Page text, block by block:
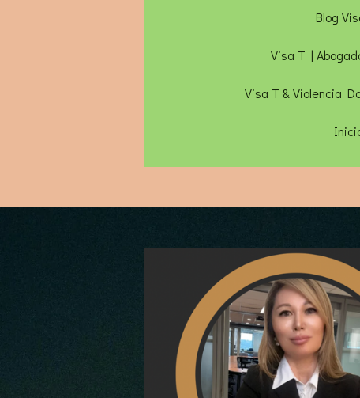
Blog
Visa T |
Visa T & Violencia